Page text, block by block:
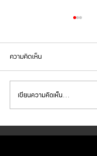
Mercedes Benz
รับบริการเซอร์วิสเ
น้ำมันเกียร์
ความคิดเห็น
เขียนความคิดเห็น…